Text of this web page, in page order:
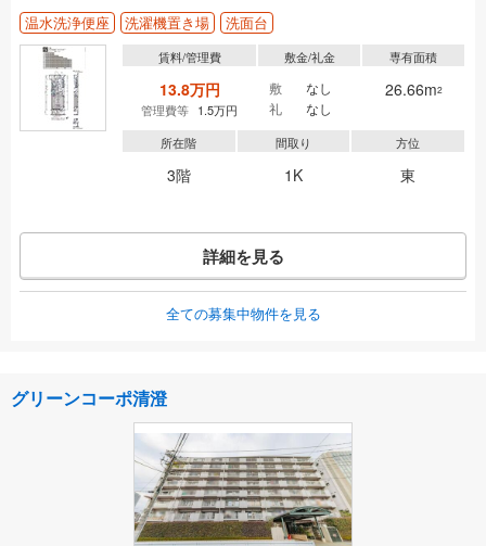
温水洗浄便座
洗濯機置き場 洗面台
賃料/管理費
13.8万円
管理費等 1.5万円
敷金/礼金
敷
なし
礼
なし
専有面積
26.66m2
所在階
3階
間取り
1K
方位
東
詳細を見る
全ての募集中物件を見る
グリーンコーポ清澄